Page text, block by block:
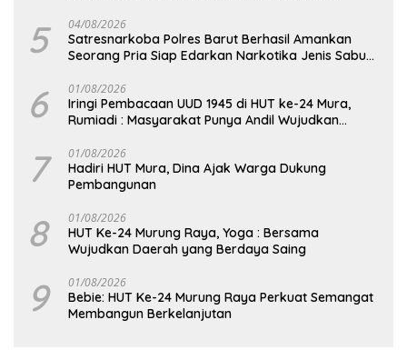
5 04/08/2026
Satresnarkoba Polres Barut Berhasil Amankan
Seorang Pria Siap Edarkan Narkotika Jenis Sabu
6 01/08/2026
Iringi Pembacaan UUD 1945 di HUT ke-24 Mura,
Rumiadi : Masyarakat Punya Andil Wujudkan
7 01/08/2026
Hadiri HUT Mura, Dina Ajak Warga Dukung
Pembangunan
8 01/08/2026
HUT Ke-24 Murung Raya, Yoga : Bersama
Wujudkan Daerah yang Berdaya Saing
9 01/08/2026
Bebie: HUT Ke-24 Murung Raya Perkuat Semangat
Membangun Berkelanjutan